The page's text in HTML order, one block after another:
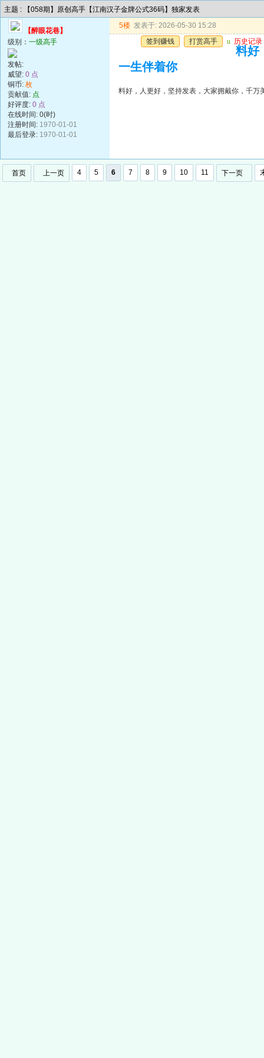
主题 : 【058期】原创高手【江南汉子金牌公式36码】独家发表
【醉眼花巷】
级别： 一级高手
发帖:
威望: 0 点
铜币: 枚
贡献值: 点
好评度: 0 点
在线时间: 0(时)
注册时间: 1970-01-01
最后登录: 1970-01-01
5楼 发表于: 2026-05-30 15:28
签到赚钱
打赏高手 u 历史记录
料好
一生伴着你
料好，人更好，坚持发表，大家拥戴你，千万
首页 上一页 4 5 6 7 8 9 10 11 下一页